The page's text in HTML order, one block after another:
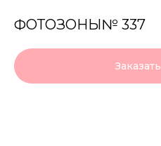
ФОТОЗОНЫ№ 337
Заказать